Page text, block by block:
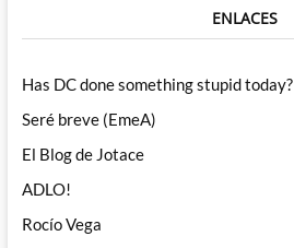
ENLACES
Has DC done something stupid today?
Seré breve (EmeA)
El Blog de Jotace
ADLO!
Rocío Vega